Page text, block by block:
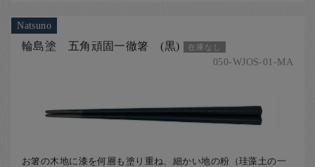
Natsuno
輪島塗 五角頑固一徹箸 (黒) 在庫なし
050-WJOS-01-MA
お箸の木地に漆を何層も塗り重ね、細かい地の粉（珪藻土の一